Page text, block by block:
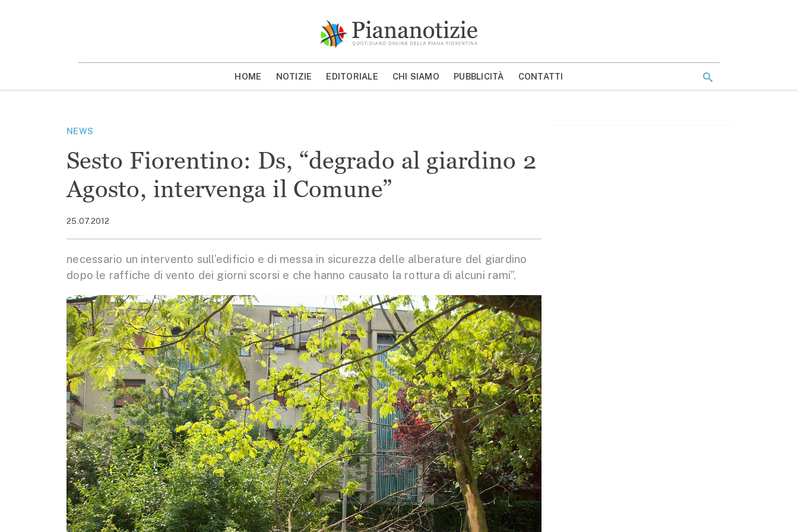
MOSTRA/NASCONDI CERCA
HOME NOTIZIE EDITORIALE CHI SIAMO PUBBLICITÀ CONTATTI
NEWS
Sesto Fiorentino: Ds, “degrado al giardino 2
Agosto, intervenga il Comune”
25.07.2012
necessario un intervento sull’edificio e di messa in sicurezza delle alberature del giardino
dopo le raffiche di vento dei giorni scorsi e che hanno causato la rottura di alcuni rami”.